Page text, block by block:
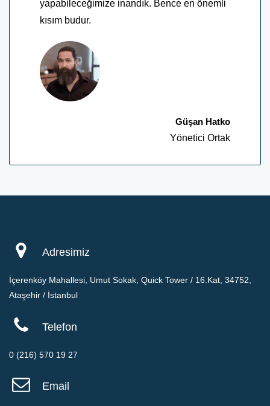
yapabileceğimize inandık. Bence en önemli
kısım budur.
Güşan Hatko
Yönetici Ortak
Adresimiz
İçerenköy Mahallesi, Umut Sokak, Quick Tower / 16.Kat, 34752,
Ataşehir / İstanbul
Telefon
0 (216) 570 19 27
Email